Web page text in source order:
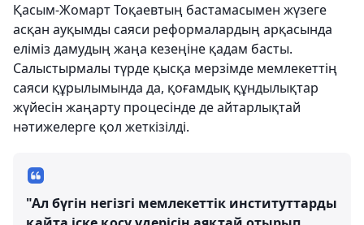
Қасым-Жомарт Тоқаевтың бастамасымен жүзеге
асқан ауқымды саяси реформалардың арқасында
еліміз дамудың жаңа кезеңіне қадам басты.
Салыстырмалы түрде қысқа мерзімде мемлекеттің
саяси құрылымында да, қоғамдық құндылықтар
жүйесін жаңарту процесінде де айтарлықтай
нәтижелерге қол жеткізілді.
"Ал бүгін негізгі мемлекеттік институттарды